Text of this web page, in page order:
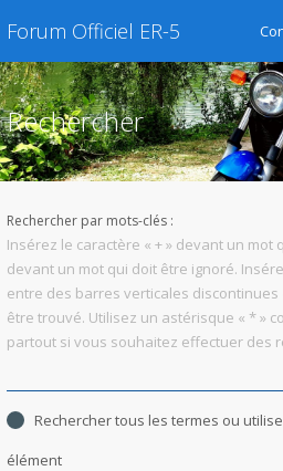
Forum Officiel ER-5
Rechercher
Rechercher par mots-clés :
Insérez le caractère « + » devant un mot
devant un mot qui doit être ignoré.
entre des barres verticales
être trouvé. Utilisez un astérisque « * »
partout si vous souhaitez effectuer des
Rechercher tous les termes ou
élément